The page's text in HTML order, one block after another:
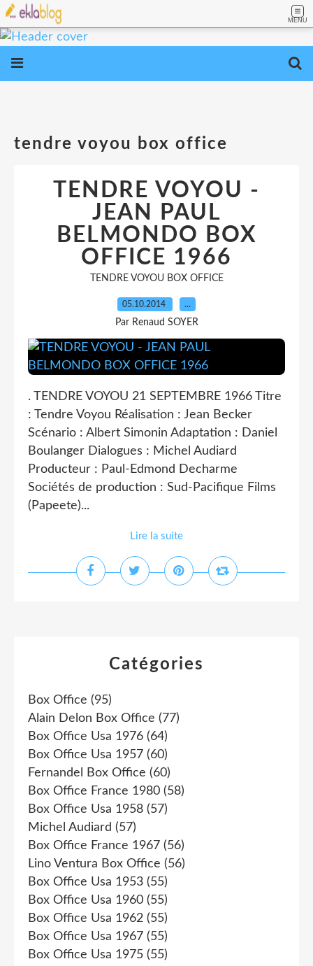
MENU
tendre voyou box office
TENDRE VOYOU -
JEAN PAUL
BELMONDO BOX
OFFICE 1966
TENDRE VOYOU BOX OFFICE
05.10.2014 …
Par Renaud SOYER
. TENDRE VOYOU 21 SEPTEMBRE 1966 Titre
: Tendre Voyou Réalisation : Jean Becker
Scénario : Albert Simonin Adaptation : Daniel
Boulanger Dialogues : Michel Audiard
Producteur : Paul-Edmond Decharme
Sociétés de production : Sud-Pacifique Films
(Papeete)...
Lire la suite
Catégories
Box Office (95)
Alain Delon Box Office (77)
Box Office Usa 1976 (64)
Box Office Usa 1957 (60)
Fernandel Box Office (60)
Box Office France 1980 (58)
Box Office Usa 1958 (57)
Michel Audiard (57)
Box Office France 1967 (56)
Lino Ventura Box Office (56)
Box Office Usa 1953 (55)
Box Office Usa 1960 (55)
Box Office Usa 1962 (55)
Box Office Usa 1967 (55)
Box Office Usa 1975 (55)